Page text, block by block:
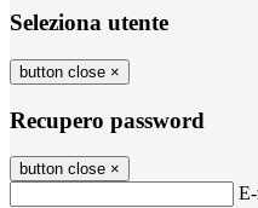
Seleziona utente
button close ×
Recupero password
button close ×